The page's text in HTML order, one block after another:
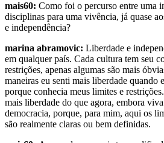
mais60: Como foi o percurso entre uma
disciplinas para uma vivência, já quase
e independência?
marina abramovic: Liberdade e
em qualquer país. Cada cultura tem seu
restrições, apenas algumas são mais
maneiras eu senti mais liberdade quando
porque conhecia meus limites e
mais liberdade do que agora, embora
democracia, porque, para mim, aqui os
são realmente claras ou bem definidas.